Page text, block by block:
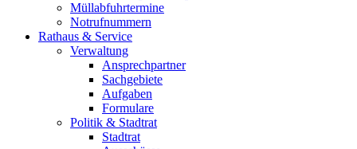
Müllabfuhrtermine
Notrufnummern
Rathaus & Service
Verwaltung
Ansprechpartner
Sachgebiete
Aufgaben
Formulare
Politik & Stadtrat
Stadtrat